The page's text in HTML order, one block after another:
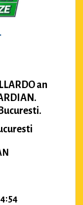
an